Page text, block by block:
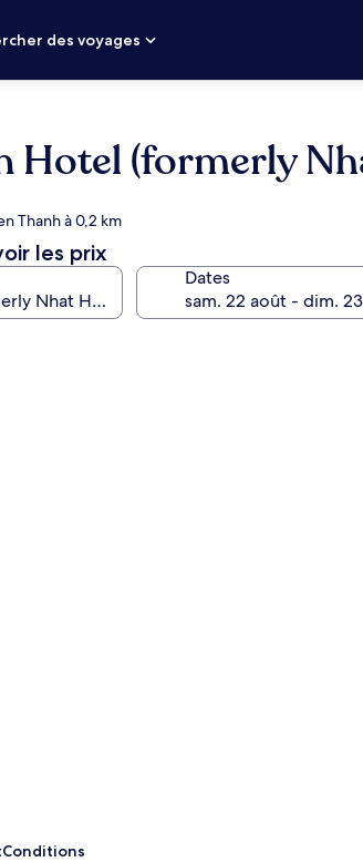
des voyages
Hotel (formerly
Thanh à 0,2 km
les prix
Dates
Conditions